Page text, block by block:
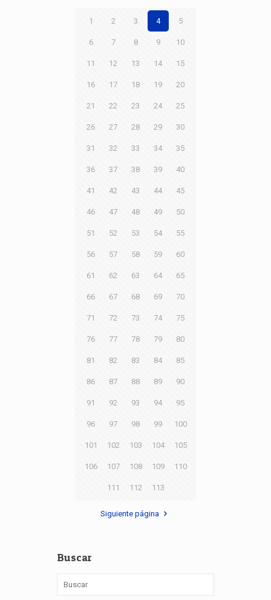
1 2 3 4 5
6 7 8 9 10
11 12 13 14 15
16 17 18 19 20
21 22 23 24 25
26 27 28 29 30
31 32 33 34 35
36 37 38 39 40
41 42 43 44 45
46 47 48 49 50
51 52 53 54 55
56 57 58 59 60
61 62 63 64 65
66 67 68 69 70
71 72 73 74 75
76 77 78 79 80
81 82 83 84 85
86 87 88 89 90
91 92 93 94 95
96 97 98 99 100
101 102 103 104 105
106 107 108 109 110
111 112 113
Siguiente página
Buscar